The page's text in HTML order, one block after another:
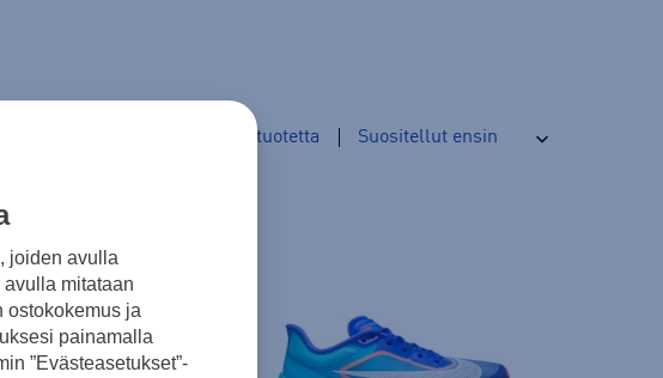
tuotetta
joiden avulla
mitataan
ostokokemus ja
painamalla
”Evästeasetukset”-